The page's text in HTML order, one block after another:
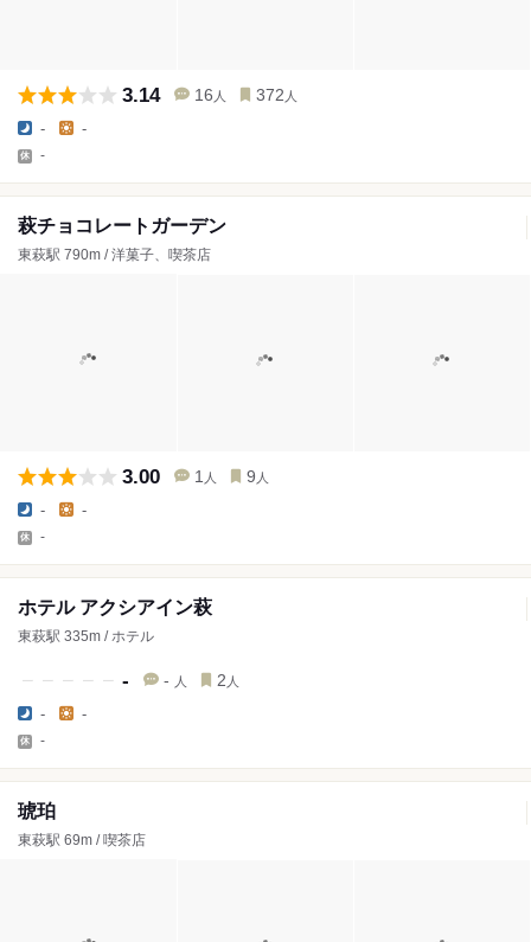
3.14 16 人 372 人
- -
-
萩チョコレートガーデン
東萩駅 790m / 洋菓子、喫茶店
3.00 1 人 9 人
- -
-
ホテル アクシアイン萩
東萩駅 335m / ホテル
- - 人 2 人
- -
-
琥珀
東萩駅 69m / 喫茶店